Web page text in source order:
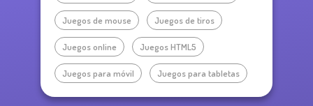
Juegos de mouse Juegos de tiros
Juegos online Juegos HTML5
Juegos para móvil Juegos para tabletas